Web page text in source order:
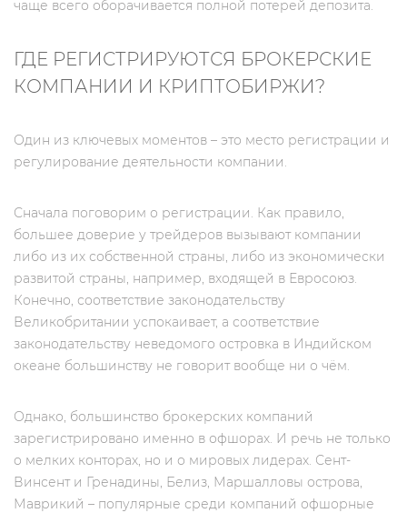
чаще всего оборачивается полной потерей депозита.
ГДЕ РЕГИСТРИРУЮТСЯ БРОКЕРСКИЕ
КОМПАНИИ И КРИПТОБИРЖИ?
Один из ключевых моментов – это место регистрации и
регулирование деятельности компании.
Сначала поговорим о регистрации. Как правило,
большее доверие у трейдеров вызывают компании
либо из их собственной страны, либо из экономически
развитой страны, например, входящей в Евросоюз.
Конечно, соответствие законодательству
Великобритании успокаивает, а соответствие
законодательству неведомого островка в Индийском
океане большинству не говорит вообще ни о чём.
Однако, большинство брокерских компаний
зарегистрировано именно в офшорах. И речь не только
о мелких конторах, но и о мировых лидерах. Сент-
Винсент и Гренадины, Белиз, Маршалловы острова,
Маврикий – популярные среди компаний офшорные